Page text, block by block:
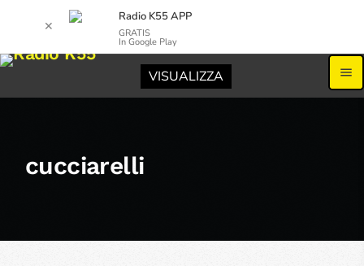
menu
cucciarelli
✕
Radio K55 APP
GRATIS
In Google Play
VISUALIZZA